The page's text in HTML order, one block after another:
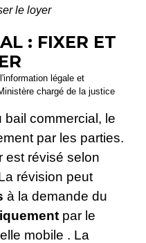
le loyer
: FIXER ET
légale et
chargé de la justice
commercial, le
par les parties.
est révisé selon
révision peut
à la demande du
par le
mobile . La